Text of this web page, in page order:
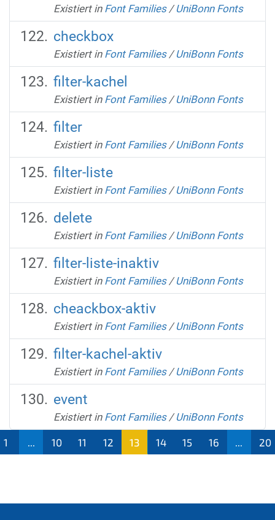
Existiert in Font Families /UniBonn Fonts
checkbox
Existiert in Font Families /UniBonn Fonts
filter-kachel
Existiert in Font Families /UniBonn Fonts
filter
Existiert in Font Families /UniBonn Fonts
filter-liste
Existiert in Font Families /UniBonn Fonts
delete
Existiert in Font Families /UniBonn Fonts
filter-liste-inaktiv
Existiert in Font Families /UniBonn Fonts
cheackbox-aktiv
Existiert in Font Families /UniBonn Fonts
filter-kachel-aktiv
Existiert in Font Families /UniBonn Fonts
event
Existiert in Font Families /UniBonn Fonts
1 10 11 12
13
14 15 16 20